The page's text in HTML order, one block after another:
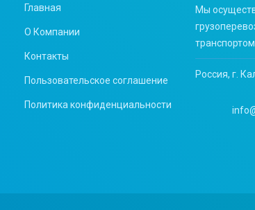
Главная
О Компании
Контакты
Пользовательское соглашение
Политика конфиденциальности
Мы
транспортом.
Россия, г.